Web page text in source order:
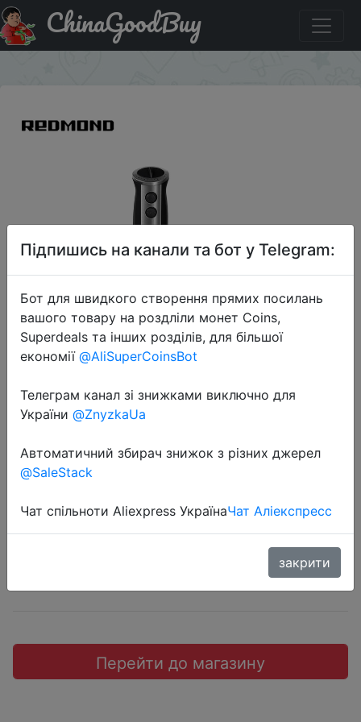
Купити на розпродажі Блендер REDMOND RHB-2913
ChinaGoodBuy
Блендер REDMOND RHB-2913
1797 руб.
Перейти до магазину
Підпишись на канали та бот у Telegram:
Бот для швидкого створення прямих посилань
вашого товару на роздліли монет Coins,
Superdeals та інших розділів, для більшої
економії @AliSuperCoinsBot
Телеграм канал зі знижками виключно для
України @ZnyzkaUa
Автоматичний збирач знижок з різних джерел
@SaleStack
Чат спільноти Aliexpress УкраїнаЧат Аліекспресс
закрити